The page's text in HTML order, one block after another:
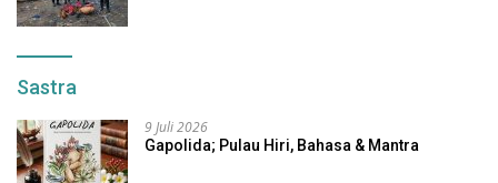
Sastra
9 Juli 2026
Gapolida; Pulau Hiri, Bahasa & Mantra